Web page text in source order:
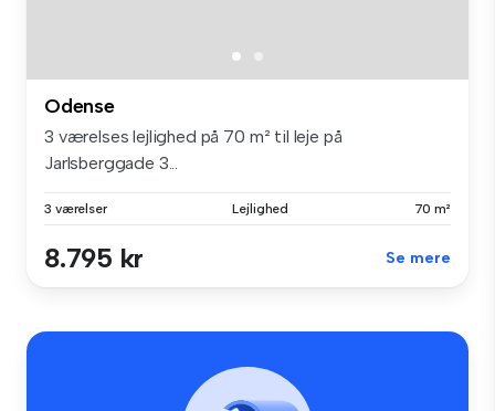
Odense
3 værelses lejlighed på 70 m² til leje på
Jarlsberggade 3...
3 værelser Lejlighed 70 m²
8.795 kr Se mere